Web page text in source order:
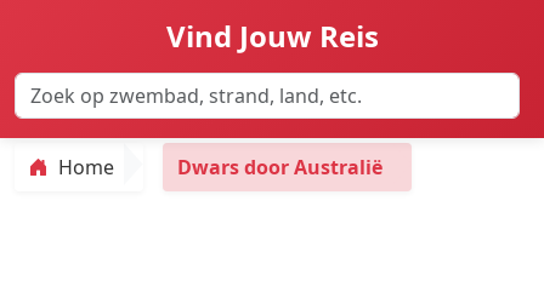
Vind Jouw Reis
Home Dwars door Australië